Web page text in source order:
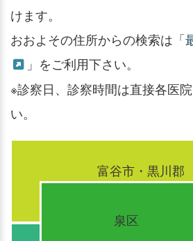
けます。
おおよその住所からの検索は「
」をご利用下さい。
※診察日、診察時間は直接各医
い。
泉区
富谷市・黒川郡